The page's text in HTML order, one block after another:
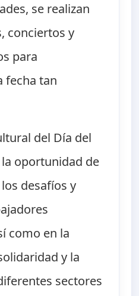
se realizan
conciertos y
para
fecha tan
del Día del
oportunidad de
desafíos y
como en la
y la
sectores